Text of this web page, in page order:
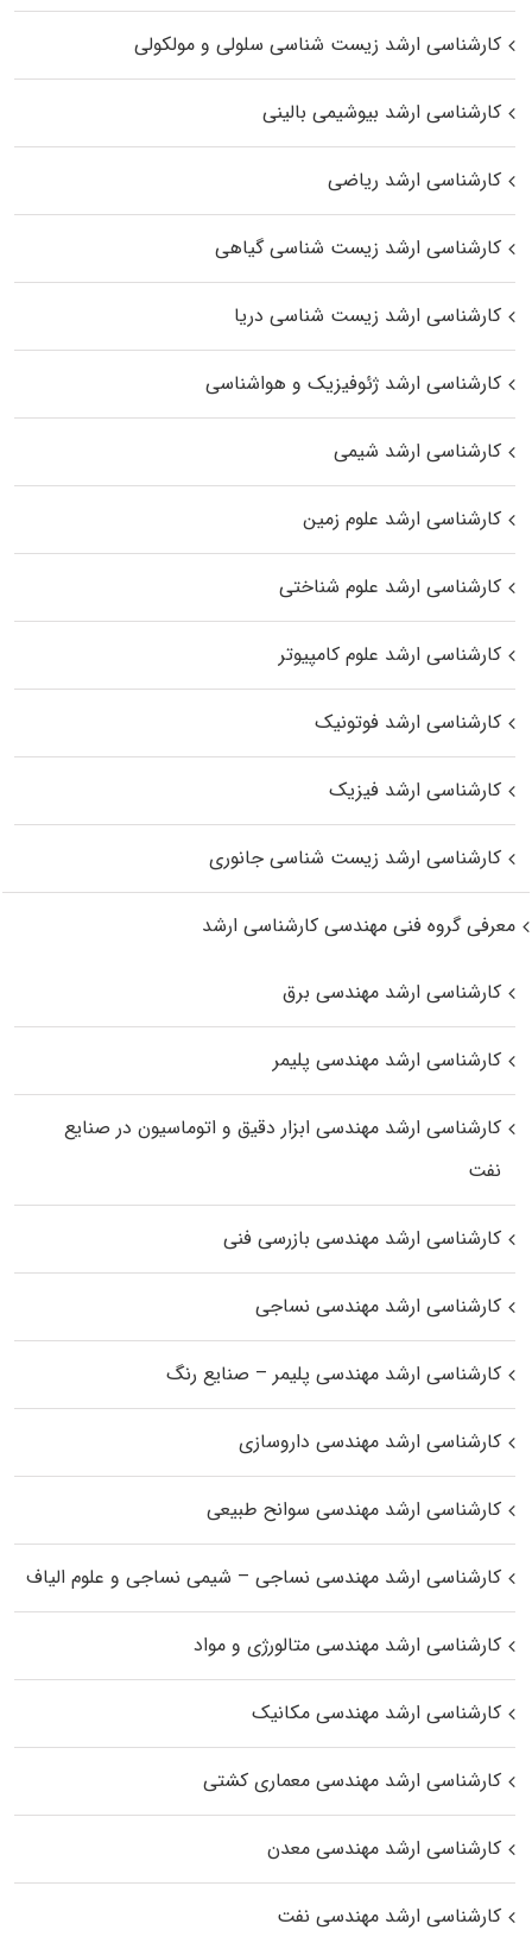
کارشناسی ارشد زیست شناسی سلولی و مولکولی
کارشناسی ارشد بیوشیمی بالینی
کارشناسی ارشد ریاضی
کارشناسی ارشد زیست‌ شناسی گیاهی
کارشناسی ارشد زیست‌ شناسی دریا
کارشناسی ارشد ژئوفیزیک و هواشناسی
کارشناسی ارشد شیمی
کارشناسی ارشد علوم زمین
کارشناسی ارشد علوم شناختی
کارشناسی ارشد علوم کامپیوتر
کارشناسی ارشد فوتونیک
کارشناسی ارشد فیزیک
کارشناسی ارشد زیست‌ شناسی جانوری
معرفی گروه فنی مهندسی کارشناسی ارشد
کارشناسی ارشد مهندسی برق
کارشناسی ارشد مهندسی پلیمر
کارشناسی ارشد مهندسی ابزار دقیق و اتوماسیون در صنایع
نفت
کارشناسی ارشد مهندسی بازرسی فنی
کارشناسی ارشد مهندسی نساجی
کارشناسی ارشد مهندسی پلیمر – صنایع رنگ
کارشناسی ارشد مهندسی داروسازی
کارشناسی ارشد مهندسی سوانح طبیعی
کارشناسی ارشد مهندسی نساجی – شیمی نساجی و علوم الیاف
کارشناسی ارشد مهندسی متالورژی و مواد
کارشناسی ارشد مهندسی مکانیک
کارشناسی ارشد مهندسی معماری کشتی
کارشناسی ارشد مهندسی معدن
کارشناسی ارشد مهندسی نفت